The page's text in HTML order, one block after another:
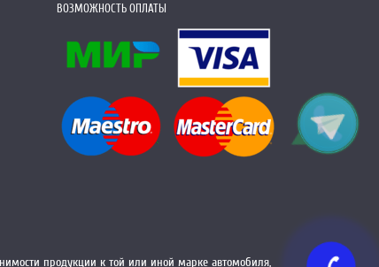
ВОЗМОЖНОСТЬ ОПЛАТЫ
продукции к той или иной марке автомобиля,